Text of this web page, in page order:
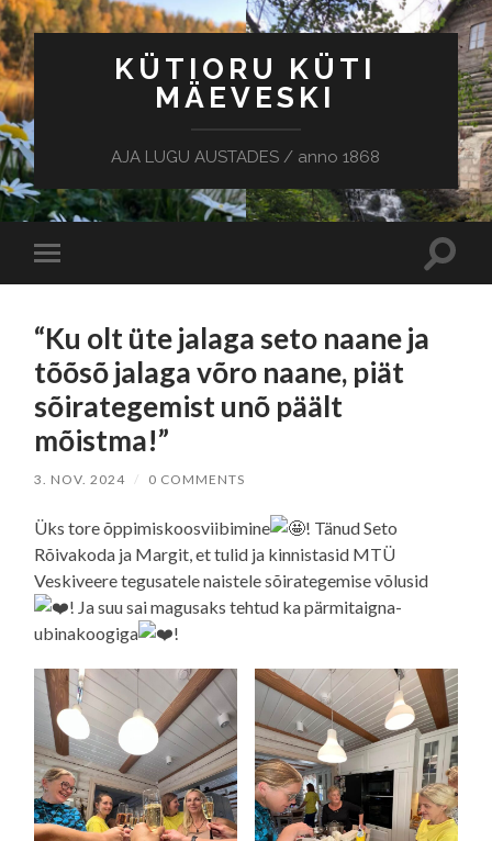
KÜTIORU KÜTI
MÄEVESKI
AJA LUGU AUSTADES / anno 1868
Toggle
mobile
Toggle
“Ku olt üte jalaga seto naane ja
tõõsõ jalaga võro naane, piät
sõirategemist unõ päält
mõistma!”
3. NOV. 2024 / 0 COMMENTS
Üks tore õppimiskoosviibimine
! Tänud Seto
Rõivakoda ja Margit, et tulid ja kinnistasid MTÜ
Veskiveere tegusatele naistele sõirategemise võlusid
! Ja suu sai magusaks tehtud ka pärmitaigna-
ubinakoogiga
!